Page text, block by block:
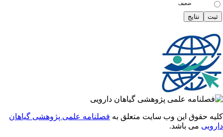
ضعیف
حقوق این وب سایت متعلق بهفصلنامه علمی پژوهشی گیاهان
می باشد.